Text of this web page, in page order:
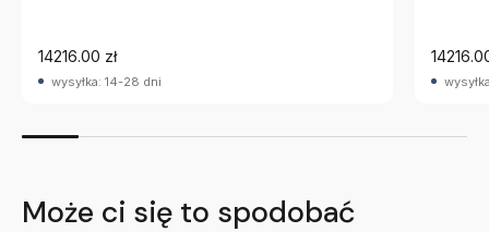
14216.00 zł
wysyłka: 14-28 dni
Może ci się to spodobać